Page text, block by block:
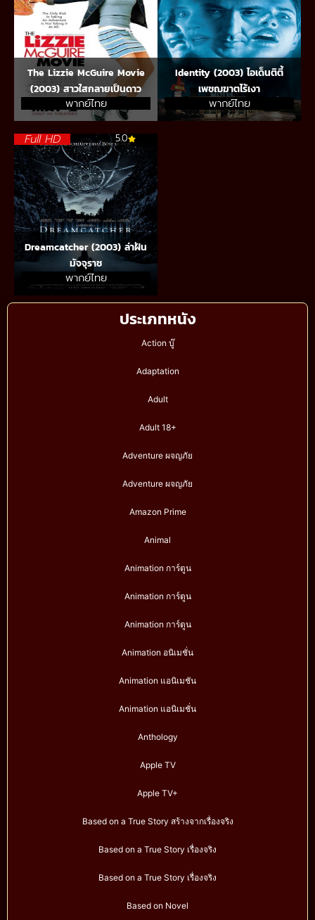
ประเภทหนัง
Action บู๊
Adaptation
Adult
Adult 18+
Adventure ผจญภัย
Adventure ผจญภัย
Amazon Prime
Animal
Animation การ์ตูน
Animation การ์ตูน
Animation การ์ตูน
Animation อนิเมชั่น
Animation แอนิเมชัน
Animation แอนิเมชั่น
Anthology
Apple TV
Apple TV+
Based on a True Story สร้างจากเรื่องจริง
Based on a True Story เรื่องจริง
Based on a True Story เรื่องจริง
Based on Novel
The Lizzie McGuire Movie
(2003) สาวใสกลายเป็นดาว
พากย์ไทย
Identity (2003) ไอเด็นติตี้
เพชฌฆาตไร้เงา
พากย์ไทย
Full HD 5.0
Dreamcatcher (2003) ล่าฝัน
มัจจุราช
พากย์ไทย